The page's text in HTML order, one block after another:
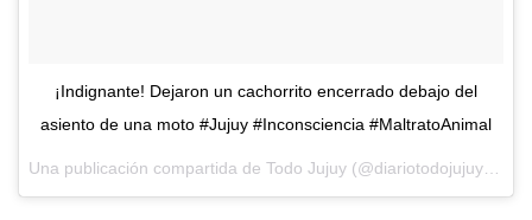
¡Indignante! Dejaron un cachorrito encerrado debajo del
asiento de una moto #Jujuy #Inconsciencia #MaltratoAnimal
Una publicación compartida de Todo Jujuy (@diariotodojujuy) el